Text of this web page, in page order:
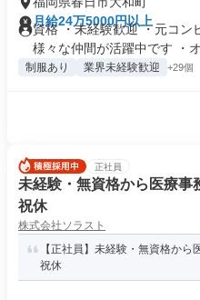
月給24万5000円以上
資格 ・未経験歓迎 ・元コン
様々な仲間が活躍中です ・オ
制服あり 業界未経験歓迎 +29個
正社員
未経験・無資格から医療
祝休
株式会社ソラスト
【正社員】未経験・無資格から
祝休